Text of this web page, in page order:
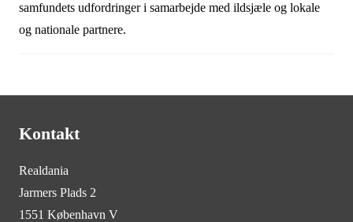
samfundets udfordringer i samarbejde med ildsjæle og lokale
og nationale partnere.
Kontakt
Realdania
Jarmers Plads 2
1551 København V